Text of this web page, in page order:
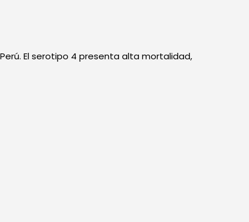
El serotipo 4 presenta alta mortalidad,